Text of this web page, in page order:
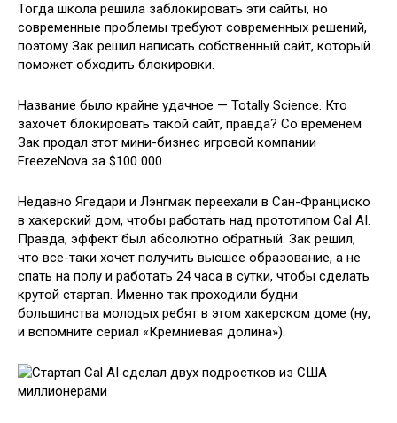
Тогда школа решила заблокировать эти сайты, но
современные проблемы требуют современных решений,
поэтому Зак решил написать собственный сайт, который
поможет обходить блокировки.
Название было крайне удачное — Totally Science. Кто
захочет блокировать такой сайт, правда? Со временем
Зак продал этот мини-бизнес игровой компании
FreezeNova за $100 000.
Недавно Ягедари и Лэнгмак переехали в Сан-Франциско
в хакерский дом, чтобы работать над прототипом Cal AI.
Правда, эффект был абсолютно обратный: Зак решил,
что все-таки хочет получить высшее образование, а не
спать на полу и работать 24 часа в сутки, чтобы сделать
крутой стартап. Именно так проходили будни
большинства молодых ребят в этом хакерском доме (ну,
и вспомните сериал «Кремниевая долина»).